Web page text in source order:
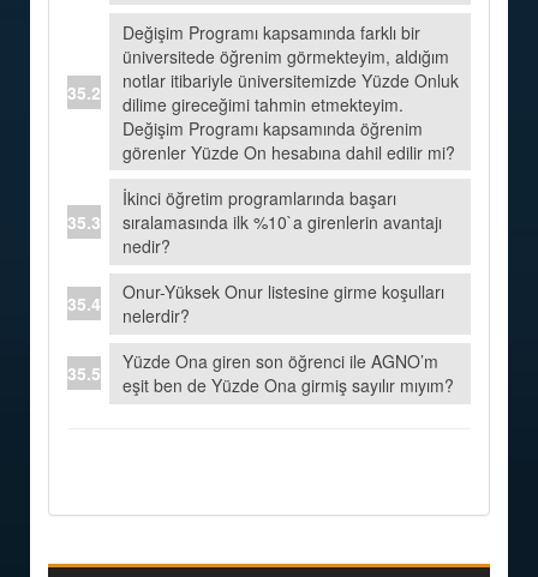
Değişim Programı kapsamında farklı bir
üniversitede öğrenim görmekteyim, aldığım
notlar itibariyle üniversitemizde Yüzde Onluk
dilime gireceğimi tahmin etmekteyim.
Değişim Programı kapsamında öğrenim
görenler Yüzde On hesabına dahil edilir mi?
İkinci öğretim programlarında başarı
sıralamasında ilk %10`a girenlerin avantajı
nedir?
Onur-Yüksek Onur listesine girme koşulları
nelerdir?
Yüzde Ona giren son öğrenci ile AGNO’m
eşit ben de Yüzde Ona girmiş sayılır mıyım?